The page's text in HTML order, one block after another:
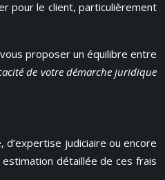
pour le client, particulièrement
proposer un équilibre entre
de votre démarche juridique
judiciaire ou encore
détaillée de ces frais